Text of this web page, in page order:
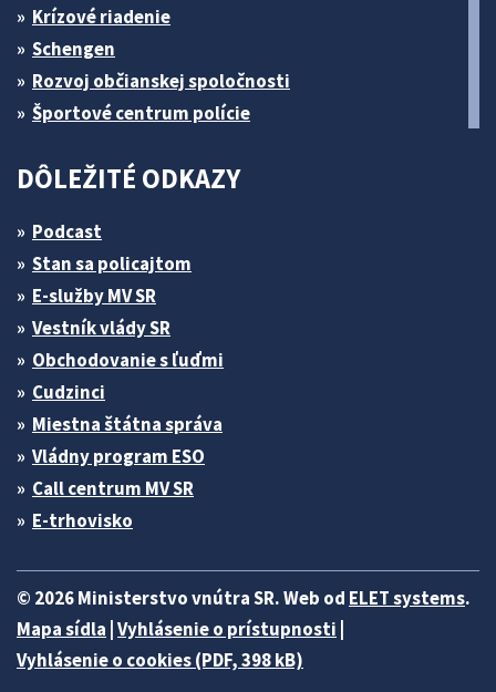
Krízové riadenie
Schengen
Rozvoj občianskej spoločnosti
Športové centrum polície
DÔLEŽITÉ ODKAZY
Podcast
Stan sa policajtom
E-služby MV SR
Vestník vlády SR
Obchodovanie s ľuďmi
Cudzinci
Miestna štátna správa
Vládny program ESO
Call centrum MV SR
E-trhovisko
© 2026 Ministerstvo vnútra SR. Web od ELET systems.
Mapa sídla Vyhlásenie o prístupnosti
Vyhlásenie o cookies (PDF, 398 kB)